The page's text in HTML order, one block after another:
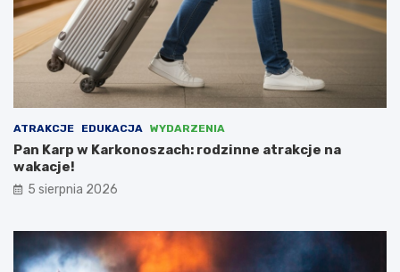
w
e
i
ć
ó
r
z
N
i
e
a
m
ATRAKCJE EDUKACJA WYDARZENIA
Pan Karp w Karkonoszach: rodzinne atrakcje na
wakacje!
5 sierpnia 2026